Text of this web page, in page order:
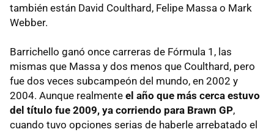
también están David Coulthard, Felipe Massa o Mark
Webber.
Barrichello ganó once carreras de Fórmula 1, las
mismas que Massa y dos menos que Coulthard, pero
fue dos veces subcampeón del mundo, en 2002 y
2004. Aunque realmente el año que más cerca estuvo
del título fue 2009, ya corriendo para Brawn GP,
cuando tuvo opciones serias de haberle arrebatado el